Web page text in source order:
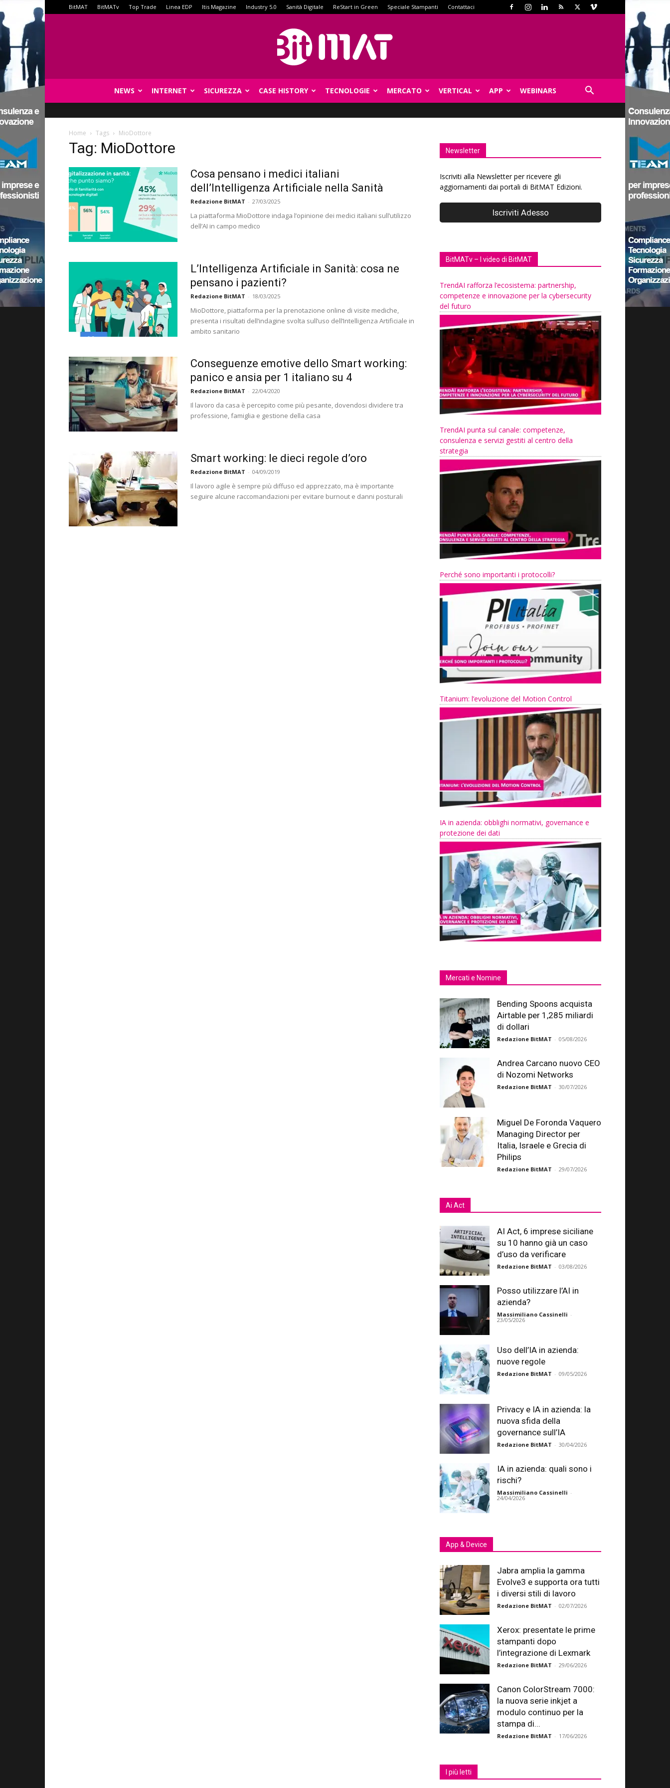
BitMAT BitMATv Top Trade Linea EDP Itis Magazine Industry 5.0 Sanità Digitale ReStart in Green Speciale Stampanti Contattaci
NEWS INTERNET SICUREZZA CASE HISTORY TECNOLOGIE MERCATO VERTICAL APP WEBINARS
Home Tags MioDottore
Tag: MioDottore
Cosa pensano i medici italiani
dell’Intelligenza Artificiale nella Sanità
Redazione BitMAT - 27/03/2025
La piattaforma MioDottore indaga l’opinione dei medici italiani sull’utilizzo
dell’AI in campo medico
L’Intelligenza Artificiale in Sanità: cosa ne
pensano i pazienti?
Redazione BitMAT - 18/03/2025
MioDottore, piattaforma per la prenotazione online di visite mediche,
presenta i risultati dell’indagine svolta sull’uso dell’Intelligenza Artificiale in
ambito sanitario
Conseguenze emotive dello Smart working:
panico e ansia per 1 italiano su 4
Redazione BitMAT - 22/04/2020
Il lavoro da casa è percepito come più pesante, dovendosi dividere tra
professione, famiglia e gestione della casa
Smart working: le dieci regole d’oro
Redazione BitMAT - 04/09/2019
Il lavoro agile è sempre più diffuso ed apprezzato, ma è importante
seguire alcune raccomandazioni per evitare burnout e danni posturali
Newsletter
Iscriviti alla Newsletter per ricevere gli
aggiornamenti dai portali di BitMAT Edizioni.
BitMATv – I video di BitMAT
TrendAI rafforza l’ecosistema: partnership,
competenze e innovazione per la cybersecurity
del futuro
TrendAI punta sul canale: competenze,
consulenza e servizi gestiti al centro della
strategia
Perché sono importanti i protocolli?
Titanium: l’evoluzione del Motion Control
IA in azienda: obblighi normativi, governance e
protezione dei dati
Mercati e Nomine
Bending Spoons acquista
Airtable per 1,285 miliardi
di dollari
Redazione BitMAT - 05/08/2026
Andrea Carcano nuovo CEO
di Nozomi Networks
Redazione BitMAT - 30/07/2026
Miguel De Foronda Vaquero
Managing Director per
Italia, Israele e Grecia di
Philips
Redazione BitMAT - 29/07/2026
Ai Act
AI Act, 6 imprese siciliane
su 10 hanno già un caso
d’uso da verificare
Redazione BitMAT - 03/08/2026
Posso utilizzare l’AI in
azienda?
Massimiliano Cassinelli -
23/05/2026
Uso dell’IA in azienda:
nuove regole
Redazione BitMAT - 09/05/2026
Privacy e IA in azienda: la
nuova sfida della
governance sull’IA
Redazione BitMAT - 30/04/2026
IA in azienda: quali sono i
rischi?
Massimiliano Cassinelli -
24/04/2026
App & Device
Jabra amplia la gamma
Evolve3 e supporta ora tutti
i diversi stili di lavoro
Redazione BitMAT - 02/07/2026
Xerox: presentate le prime
stampanti dopo
l’integrazione di Lexmark
Redazione BitMAT - 29/06/2026
Canon ColorStream 7000:
la nuova serie inkjet a
modulo continuo per la
stampa di...
Redazione BitMAT - 17/06/2026
I più letti